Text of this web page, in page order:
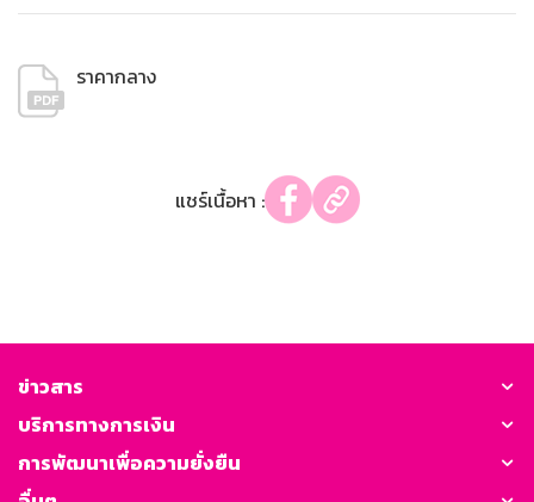
ราคากลาง
แชร์เนื้อหา :
ข่าวสาร
บริการทางการเงิน
การพัฒนาเพื่อความยั่งยืน